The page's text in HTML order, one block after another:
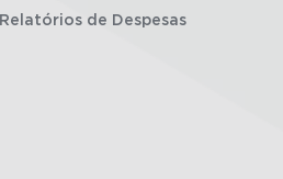
Relatórios de Despesas